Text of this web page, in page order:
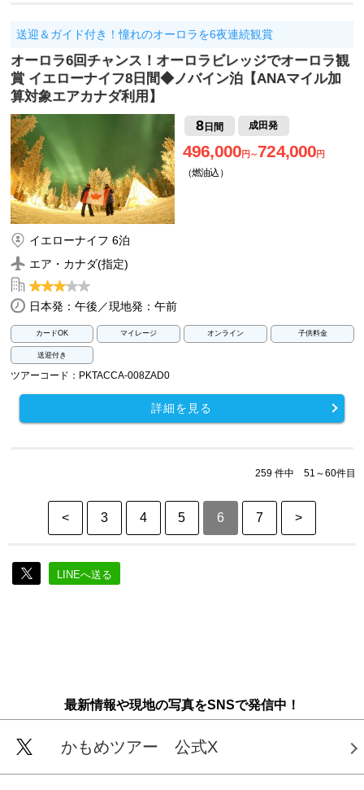
送迎＆ガイド付き！憧れのオーロラを6夜連続観賞
オーロラ6回チャンス！オーロラビレッジでオーロラ観
賞 イエローナイフ8日間◆ノバイン泊【ANAマイル加
算対象エアカナダ利用】
8日間 成田発
496,000円～724,000円
（燃油込）
イエローナイフ 6泊
エア・カナダ(指定)
日本発：午後／現地発：午前
カードOK マイレージ オンライン 子供料金
送迎付き
ツアーコード：PKTACCA-008ZAD0
詳細を見る
259 件中 51～60件目
< 3 4 5 6 7 >
LINEへ送る
最新情報や現地の写真をSNSで発信中！
かもめツアー 公式X